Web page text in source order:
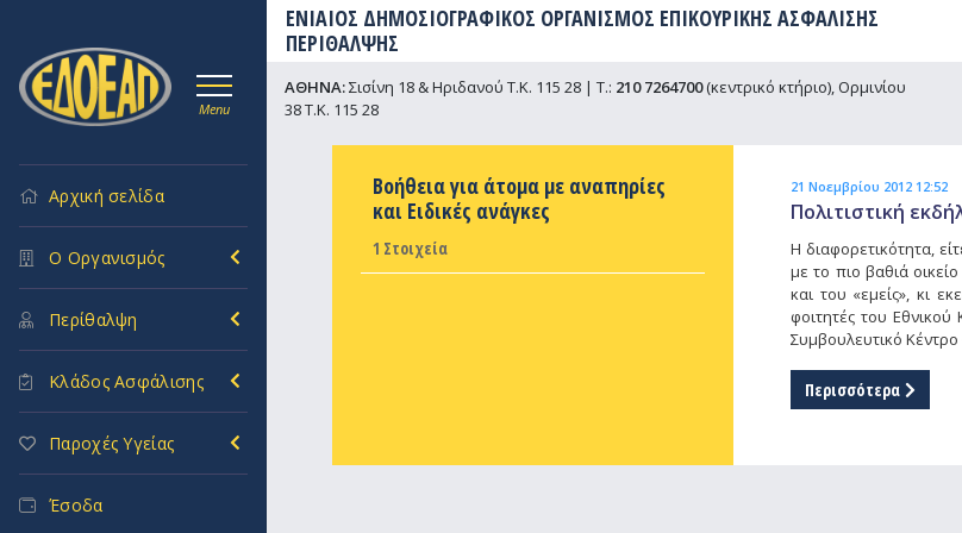
ΕΝΙΑΙΟΣ ΔΗΜΟΣΙΟΓΡΑΦΙΚΟΣ ΟΡΓΑΝΙΣΜΟΣ ΕΠΙΚΟΥΡΙΚΗΣ ΑΣΦΑΛΙΣΗΣ
ΠΕΡΙΘΑΛΨΗΣ
Menu
Αρχική σελίδα
Ο Οργανισμός
Περίθαλψη
Κλάδος Ασφάλισης
Παροχές Υγείας
Έσοδα
ΑΘΗΝΑ:Σισίνη 18 & Ηριδανού Τ.Κ. 115 28 | Τ.: 210 7264700(κεντρικό κτήριο), Ορμινίου
38 Τ.Κ. 115 28
Βοήθεια για άτομα με αναπηρίες
και Ειδικές ανάγκες
1 Στοιχεία
21 Νοεμβρίου 2012 12:52
Πολιτιστική
Η διαφορετικότητα,
με το πιο βαθιά
και του «εμείς», κι
φοιτητές του
Συμβουλευτικό
Περισσότερα